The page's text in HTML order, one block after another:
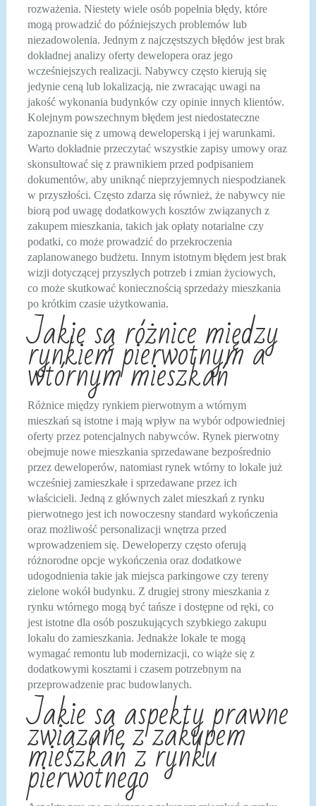
rozważenia. Niestety wiele osób popełnia błędy, które
mogą prowadzić do późniejszych problemów lub
niezadowolenia. Jednym z najczęstszych błędów jest brak
dokładnej analizy oferty dewelopera oraz jego
wcześniejszych realizacji. Nabywcy często kierują się
jedynie ceną lub lokalizacją, nie zwracając uwagi na
jakość wykonania budynków czy opinie innych klientów.
Kolejnym powszechnym błędem jest niedostateczne
zapoznanie się z umową deweloperską i jej warunkami.
Warto dokładnie przeczytać wszystkie zapisy umowy oraz
skonsultować się z prawnikiem przed podpisaniem
dokumentów, aby uniknąć nieprzyjemnych niespodzianek
w przyszłości. Często zdarza się również, że nabywcy nie
biorą pod uwagę dodatkowych kosztów związanych z
zakupem mieszkania, takich jak opłaty notarialne czy
podatki, co może prowadzić do przekroczenia
zaplanowanego budżetu. Innym istotnym błędem jest brak
wizji dotyczącej przyszłych potrzeb i zmian życiowych,
co może skutkować koniecznością sprzedaży mieszkania
po krótkim czasie użytkowania.
Jakie są różnice między
rynkiem pierwotnym a
wtórnym mieszkań
Różnice między rynkiem pierwotnym a wtórnym
mieszkań są istotne i mają wpływ na wybór odpowiedniej
oferty przez potencjalnych nabywców. Rynek pierwotny
obejmuje nowe mieszkania sprzedawane bezpośrednio
przez deweloperów, natomiast rynek wtórny to lokale już
wcześniej zamieszkałe i sprzedawane przez ich
właścicieli. Jedną z głównych zalet mieszkań z rynku
pierwotnego jest ich nowoczesny standard wykończenia
oraz możliwość personalizacji wnętrza przed
wprowadzeniem się. Deweloperzy często oferują
różnorodne opcje wykończenia oraz dodatkowe
udogodnienia takie jak miejsca parkingowe czy tereny
zielone wokół budynku. Z drugiej strony mieszkania z
rynku wtórnego mogą być tańsze i dostępne od ręki, co
jest istotne dla osób poszukujących szybkiego zakupu
lokalu do zamieszkania. Jednakże lokale te mogą
wymagać remontu lub modernizacji, co wiąże się z
dodatkowymi kosztami i czasem potrzebnym na
przeprowadzenie prac budowlanych.
Jakie są aspekty prawne
związane z zakupem
mieszkań z rynku
pierwotnego